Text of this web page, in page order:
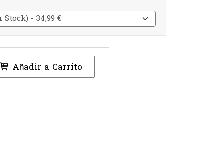
Añadir a Carrito